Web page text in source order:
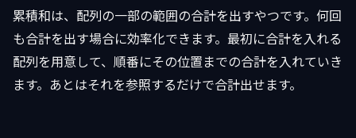
累積和は、配列の一部の範囲の合計を出すやつです。何回
も合計を出す場合に効率化できます。最初に合計を入れる
配列を用意して、順番にその位置までの合計を入れていき
ます。あとはそれを参照するだけで合計出せます。